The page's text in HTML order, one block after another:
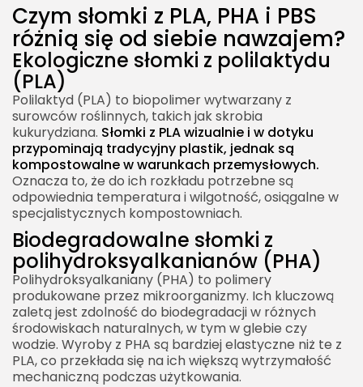
Czym słomki z PLA, PHA i PBS
różnią się od siebie nawzajem?
Ekologiczne słomki z polilaktydu
(PLA)
Polilaktyd (PLA) to biopolimer wytwarzany z
surowców roślinnych, takich jak skrobia
kukurydziana. Słomki z PLA wizualnie i w dotyku
przypominają tradycyjny plastik, jednak są
kompostowalne w warunkach przemysłowych.
Oznacza to, że do ich rozkładu potrzebne są
odpowiednia temperatura i wilgotność, osiągalne w
specjalistycznych kompostowniach.
Biodegradowalne słomki z
polihydroksyalkanianów (PHA)
Polihydroksyalkaniany (PHA) to polimery
produkowane przez mikroorganizmy. Ich kluczową
zaletą jest zdolność do biodegradacji w różnych
środowiskach naturalnych, w tym w glebie czy
wodzie. Wyroby z PHA są bardziej elastyczne niż te z
PLA, co przekłada się na ich większą wytrzymałość
mechaniczną podczas użytkowania.
Czy słomki biodegradowalne są bezpieczne dla
środowiska?
Wpływ ekologicznych słomek na ekosystem
Proces rozkładu słomek ekologicznych
Jak certyfikaty potwierdzają kompostowalność
słomek?
Ekologiczne słomki z certyfikatem
kompostowalności
Normy dla biodegradowalnych słomek
ekologicznych